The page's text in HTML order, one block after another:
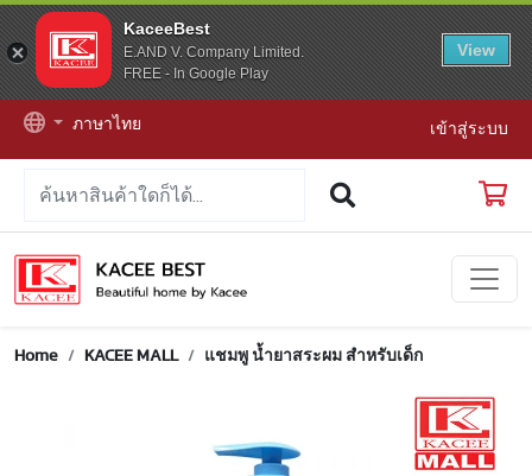
KaceeBest
E.AND V. Company Limited.
FREE - In Google Play
View
ภาษาไทย เข้าสู่ระบบ
Home KACEE MALL แชมพู น้ำยาสระผม สำหรับเด็ก